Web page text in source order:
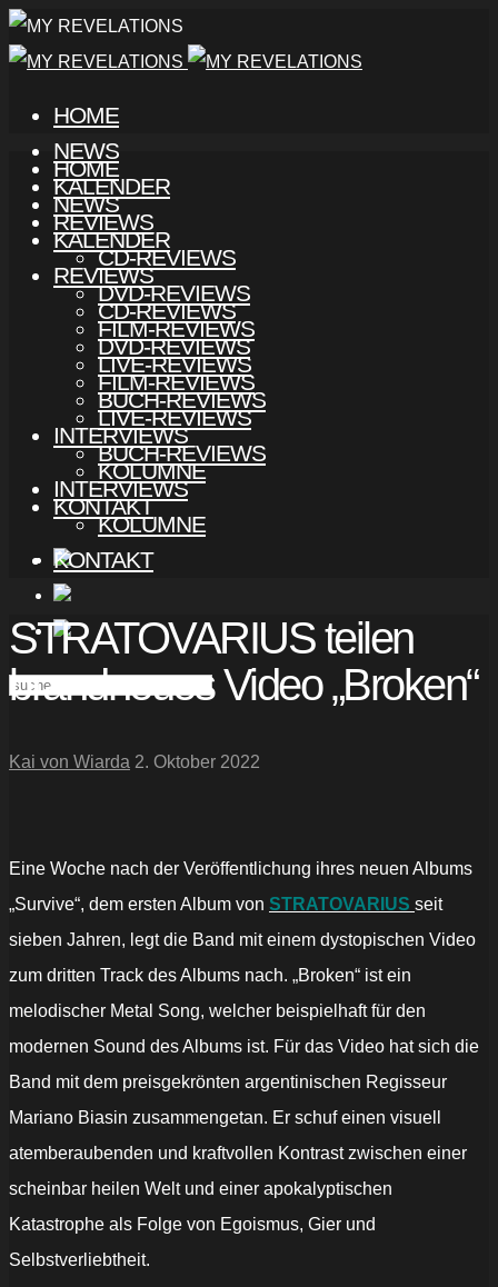
HOME
NEWS
KALENDER
REVIEWS
CD-REVIEWS
DVD-REVIEWS
FILM-REVIEWS
LIVE-REVIEWS
BUCH-REVIEWS
INTERVIEWS
KOLUMNE
KONTAKT
HOME
NEWS
KALENDER
REVIEWS
CD-REVIEWS
DVD-REVIEWS
FILM-REVIEWS
LIVE-REVIEWS
BUCH-REVIEWS
INTERVIEWS
KOLUMNE
KONTAKT
STRATOVARIUS teilen
brandneues Video „Broken“
Kai von Wiarda 2. Oktober 2022
Eine Woche nach der Veröffentlichung ihres neuen Albums
„Survive“, dem ersten Album von STRATOVARIUS seit
sieben Jahren, legt die Band mit einem dystopischen Video
zum dritten Track des Albums nach. „Broken“ ist ein
melodischer Metal Song, welcher beispielhaft für den
modernen Sound des Albums ist. Für das Video hat sich die
Band mit dem preisgekrönten argentinischen Regisseur
Mariano Biasin zusammengetan. Er schuf einen visuell
atemberaubenden und kraftvollen Kontrast zwischen einer
scheinbar heilen Welt und einer apokalyptischen
Katastrophe als Folge von Egoismus, Gier und
Selbstverliebtheit.